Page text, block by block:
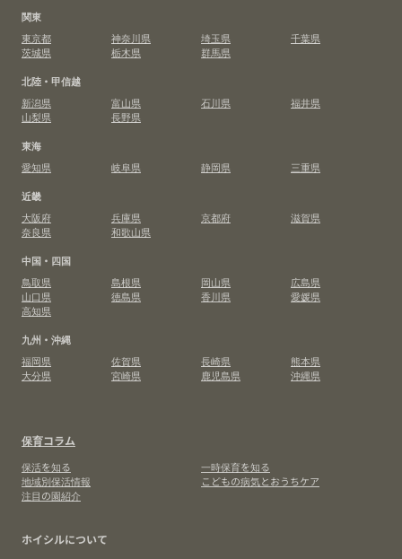
関東
東京都
神奈川県 埼玉県
千葉県
茨城県
栃木県
群馬県
北陸・甲信越
新潟県
富山県 石川県
福井県
山梨県
長野県
東海
愛知県
岐阜県 静岡県
三重県
近畿
大阪府
兵庫県 京都府
滋賀県
奈良県
和歌山県
中国・四国
鳥取県
島根県 岡山県
広島県
山口県
徳島県 香川県
愛媛県
高知県
九州・沖縄
福岡県
佐賀県 長崎県
熊本県
大分県
宮崎県 鹿児島県 沖縄県
保育コラム
保活を知る
一時保育を知る
地域別保活情報
こどもの病気とおうちケア
注目の園紹介
ホイシルについて